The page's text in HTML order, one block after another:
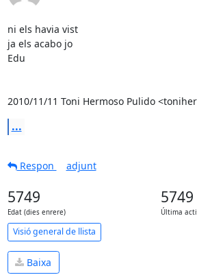
ni els havia vist
ja els acabo jo
Edu
2010/11/11 Toni Hermoso Pulido
...
Respon
adjunt
5749
Edat (dies enrere)
5749
Última
Visió general de llista
Baixa